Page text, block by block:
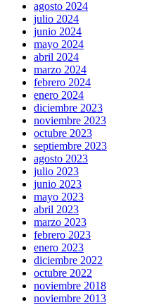
agosto 2024
julio 2024
junio 2024
mayo 2024
abril 2024
marzo 2024
febrero 2024
enero 2024
diciembre 2023
noviembre 2023
octubre 2023
septiembre 2023
agosto 2023
julio 2023
junio 2023
mayo 2023
abril 2023
marzo 2023
febrero 2023
enero 2023
diciembre 2022
octubre 2022
noviembre 2018
noviembre 2013